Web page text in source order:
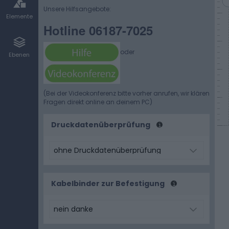
Elemente
Ebenen
Unsere Hilfsangebote:
Hotline 06187-7025
oder
(Bei der Videokonferenz bitte vorher anrufen, wir klären
Fragen direkt online an deinem PC)
Druckdatenüberprüfung
Kabelbinder zur Befestigung